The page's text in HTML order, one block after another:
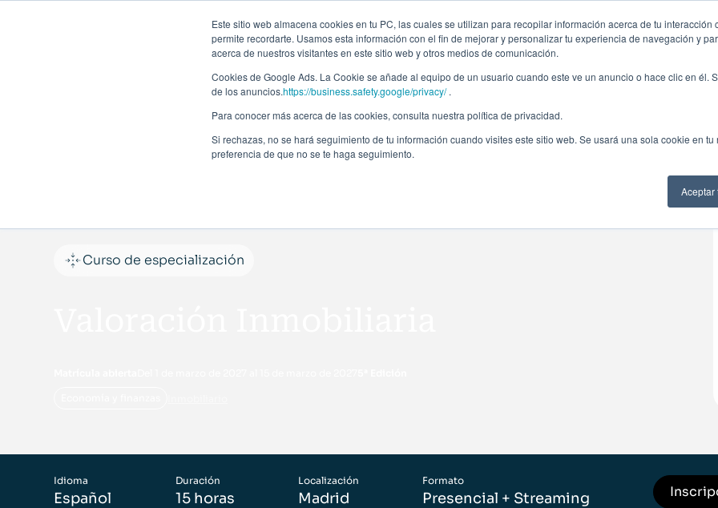
Este sitio web almacena cookies en tu PC, las cuales se utilizan para recopilar información acerca de tu interacción
permite recordarte. Usamos esta información con el fin de mejorar y personalizar tu experiencia de navegación y
acerca de nuestros visitantes en este sitio web y otros medios de comunicación.
Cookies de Google Ads. La Cookie se añade al equipo de un usuario cuando este ve un anuncio o hace clic en él.
de los anuncios.https://business.safety.google/privacy/.
Para conocer más acerca de las cookies, consulta nuestra política de privacidad.
Si rechazas, no se hará seguimiento de tu información cuando visites este sitio web. Se usará una sola cookie en
preferencia de que no se te haga seguimiento.
Aceptar
Curso de especialización
Idioma
Español
Duración
15 horas
Localización
Madrid
Formato
Presencial + Streaming